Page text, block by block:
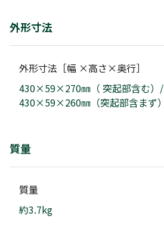
外形寸法
外形寸法［幅 ×高さ×奥行］
430×59×270㎜（ 突起部含む）/
430×59×260㎜（突起部含まず）
質量
質量
約3.7kg